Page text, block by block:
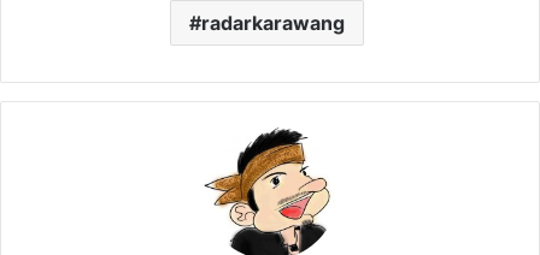
radarkarawang